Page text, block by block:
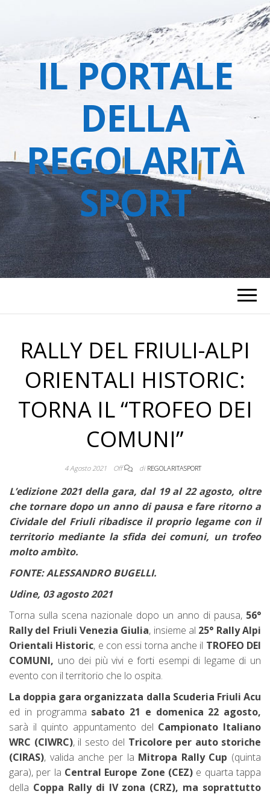
IL PORTALE
DELLA
REGOLARITÀ
SPORT
RALLY DEL FRIULI-ALPI
ORIENTALI HISTORIC:
TORNA IL “TROFEO DEI
COMUNI”
4 Agosto 2021 Off di REGOLARITASPORT
L’edizione 2021 della gara, dal 19 al 22 agosto, oltre
che tornare dopo un anno di pausa e fare ritorno a
Cividale del Friuli ribadisce il proprio legame con il
territorio mediante la sfida dei comuni, un trofeo
molto ambìto.
FONTE: ALESSANDRO BUGELLI.
Udine, 03 agosto 2021
Torna sulla scena nazionale dopo un anno di pausa, 56°
Rally del Friuli Venezia Giulia, insieme al 25° Rally Alpi
Orientali Historic, e con essi torna anche il TROFEO DEI
COMUNI, uno dei più vivi e forti esempi di legame di un
evento con il territorio che lo ospita.
La doppia gara organizzata dalla Scuderia Friuli Acu
ed in programma sabato 21 e domenica 22 agosto,
sarà il quinto appuntamento del Campionato Italiano
WRC (CIWRC), il sesto del Tricolore per auto storiche
(CIRAS), valida anche per la Mitropa Rally Cup (quinta
gara), per la Central Europe Zone (CEZ) e quarta tappa
della Coppa Rally di IV zona (CRZ), ma soprattutto